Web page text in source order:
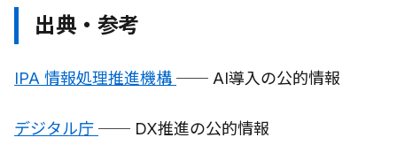
出典・参考
IPA 情報処理推進機構 ── AI導入の公的情報
デジタル庁 ── DX推進の公的情報